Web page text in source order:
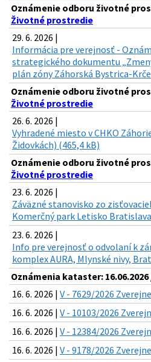
Oznámenie odboru životné
Životné prostredie
29. 6. 2026 |
Informácia pre verejnosť -
strategického dokumentu
plán zóny Záhorská Bystrica-
Oznámenie odboru životné
Životné prostredie
26. 6. 2026 |
Vyhradené miesto v CHKO
Židovkách) (465,4 kB)
Oznámenie odboru životné
Životné prostredie
23. 6. 2026 |
Záväzné stanovisko zo
Komerčný park Letisko
23. 6. 2026 |
Info pre verejnosť o odvolaní k
komplex AURA, Mlynské nivy,
Oznámenia kataster: 16.06.2026
16. 6. 2026 | V - 7629/2026
16. 6. 2026 | V - 10103/2026
16. 6. 2026 | V - 12384/2026
16. 6. 2026 | V - 9178/2026